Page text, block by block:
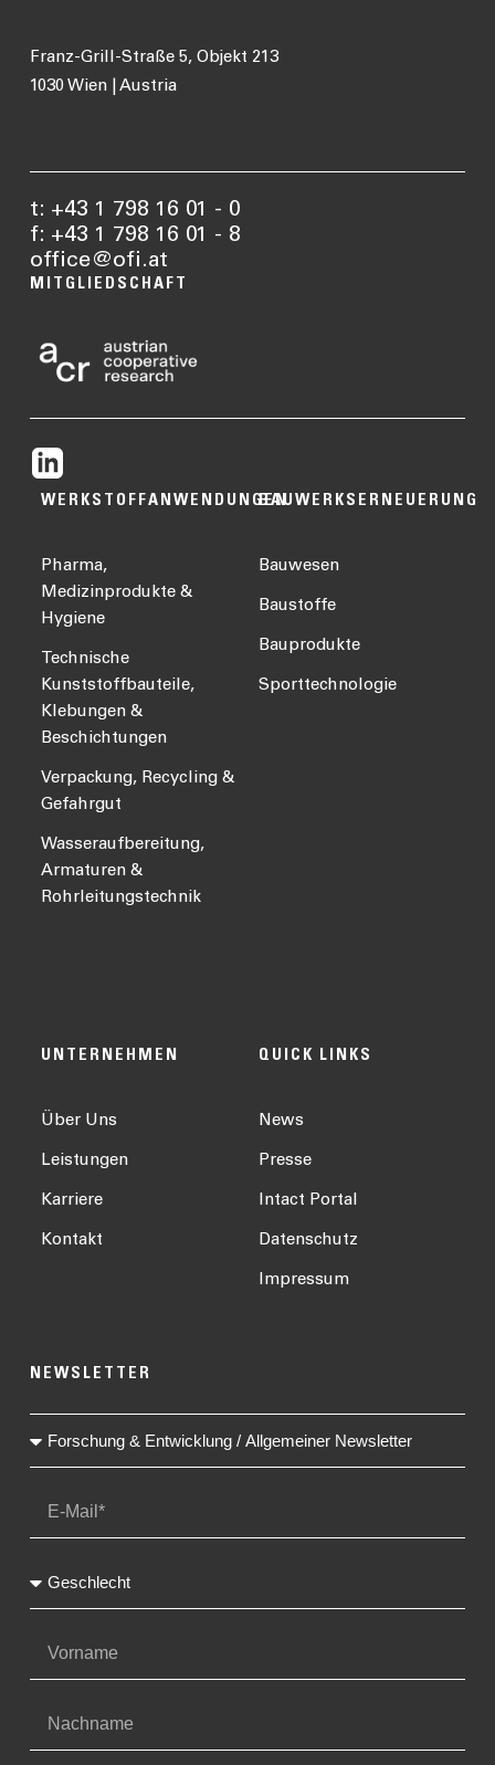
Franz-Grill-Straße 5, Objekt 213
1030 Wien | Austria
t: +43 1 798 16 01 - 0
f: +43 1 798 16 01 - 8
office@ofi.at
MITGLIEDSCHAFT
WERKSTOFFANWENDUNGEN
Pharma,
Medizinprodukte &
Hygiene
Technische
Kunststoffbauteile,
Klebungen &
Beschichtungen
Verpackung, Recycling &
Gefahrgut
Wasseraufbereitung,
Armaturen &
Rohrleitungstechnik
BAUWERKSERNEUERUNG
Bauwesen
Baustoffe
Bauprodukte
Sporttechnologie
UNTERNEHMEN
Über Uns
Leistungen
Karriere
Kontakt
QUICK LINKS
News
Presse
Intact Portal
Datenschutz
Impressum
NEWSLETTER